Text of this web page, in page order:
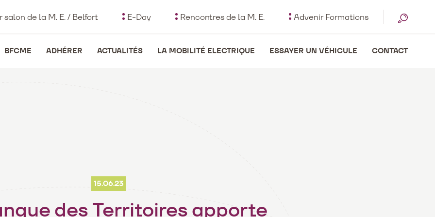
salon de la M. E. / Belfort E-Day Rencontres de la M. E. Advenir Formations
BFCME ADHÉRER ACTUALITÉS LA MOBILITÉ ELECTRIQUE ESSAYER UN VÉHICULE CONTACT
15.06.23
des Territoires apporte